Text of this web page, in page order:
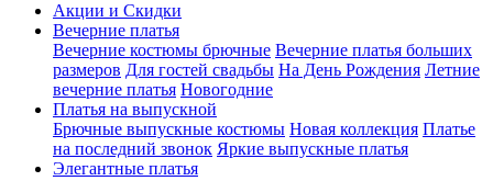
Акции и Скидки
Вечерние платья
Вечерние костюмы брючные Вечерние платья больших
размеров Для гостей свадьбы На День Рождения Летние
вечерние платья Новогодние
Платья на выпускной
Брючные выпускные костюмы Новая коллекция Платье
на последний звонок Яркие выпускные платья
Элегантные платья